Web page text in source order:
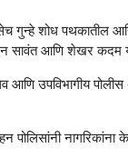
तसेच गुन्हे शोध
आणि शेखर कदम
उपविभागीय पोलीस
पोलिसांनी